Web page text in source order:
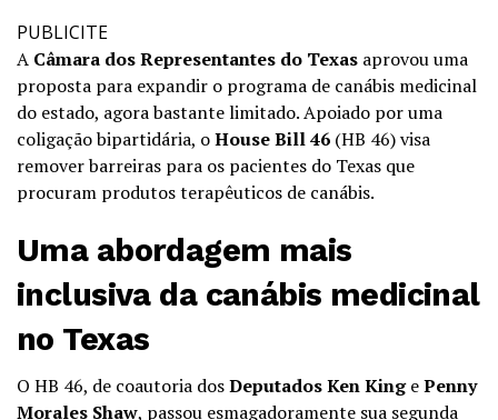
PUBLICITE
A Câmara dos Representantes do Texas aprovou uma
proposta para expandir o programa de canábis medicinal
do estado, agora bastante limitado. Apoiado por uma
coligação bipartidária, oHouse Bill 46 (HB 46) visa
remover barreiras para os pacientes do Texas que
procuram produtos terapêuticos de canábis.
Uma abordagem mais
inclusiva da canábis medicinal
no Texas
O HB 46, de coautoria dosDeputados Ken KingePenny
Morales Shaw, passou esmagadoramente sua segunda